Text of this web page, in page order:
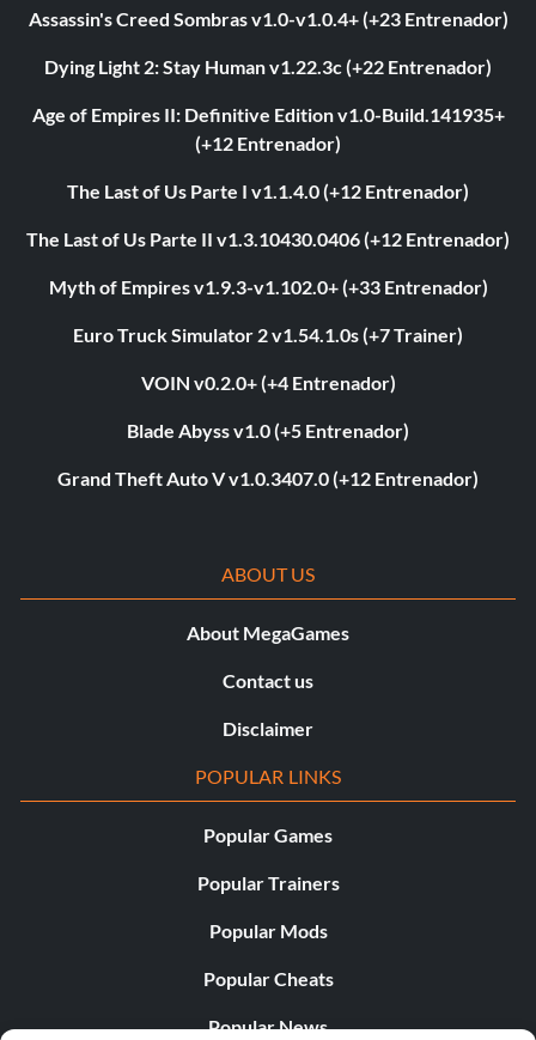
Assassin's Creed Sombras v1.0-v1.0.4+ (+23 Entrenador)
Dying Light 2: Stay Human v1.22.3c (+22 Entrenador)
Age of Empires II: Definitive Edition v1.0-Build.141935+
(+12 Entrenador)
The Last of Us Parte I v1.1.4.0 (+12 Entrenador)
The Last of Us Parte II v1.3.10430.0406 (+12 Entrenador)
Myth of Empires v1.9.3-v1.102.0+ (+33 Entrenador)
Euro Truck Simulator 2 v1.54.1.0s (+7 Trainer)
VOIN v0.2.0+ (+4 Entrenador)
Blade Abyss v1.0 (+5 Entrenador)
Grand Theft Auto V v1.0.3407.0 (+12 Entrenador)
ABOUT US
About MegaGames
Contact us
Disclaimer
POPULAR LINKS
Popular Games
Popular Trainers
Popular Mods
Popular Cheats
Popular News